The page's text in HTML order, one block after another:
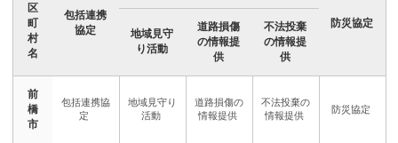
区
町
村
名
包括連携
協定
防災協定
地域見守
り活動
道路損傷
の情報提
供
不法投棄
の情報提
供
前
橋
市